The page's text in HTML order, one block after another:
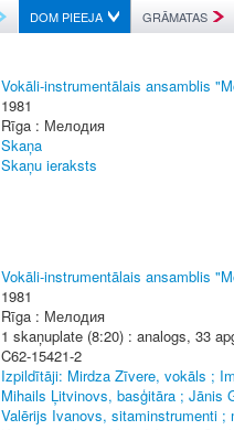
DOM PIEEJA GRĀMATAS
Vokāli-instrumentālais ansamblis
1981
Rīga : Мелодия
Skaņa
Skaņu ieraksts
Vokāli-instrumentālais ansamblis
1981
Rīga : Мелодия
1 skaņuplate (8:20) : analogs, 33
C62-15421-2
Izpildītāji: Mirdza Zīvere, vokāls ;
Mihails Ļitvinovs, basģitāra ; Jānis
Valērijs Ivanovs, sitaminstrumenti